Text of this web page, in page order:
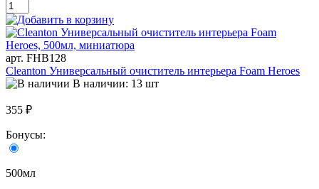
арт. FHB128
Cleanton Универсальный очиститель интерьера Foam Heroes
В наличии: 13 шт
355 ₽
Бонусы:
500мл